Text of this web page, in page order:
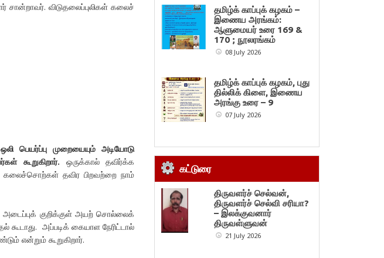
விடுதலைப்புலிகள் கலைச்
பெயர்ப்பு முறையையும் அடியோடு
கூறுகிறார். ஒருக்கால் தவிர்க்க
தவிர பிறவற்றை நாம்
குறிக்குள் அயற் சொல்லைக்
அப்படிக் கையாள நேரிட்டால்
என்றும் கூறுகிறார்.
தமிழ்க் காப்புக் கழகம் –
இணைய அரங்கம்:
ஆளுமையர் உரை 169 &
170 ; நூலரங்கம்
08 July 2026
தமிழ்க் காப்புக் கழகம், புது
தில்லிக் கிளை, இணைய
அரங்கு உரை – 9
07 July 2026
கட்டுரை
திருவளர்ச் செல்வன்,
திருவளர்ச் செல்வி சரியா?
– இலக்குவனார்
திருவள்ளுவன்
21 July 2026